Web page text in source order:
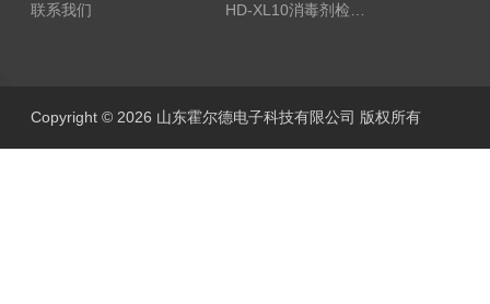
联系我们
Copyright © 2026 山东霍尔德电子科技有限公司 版权所有